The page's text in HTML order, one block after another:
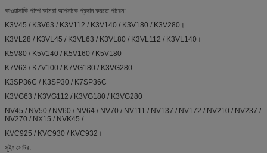
কাওয়াসাকি পাম্প আমরা আপনাকে প্রদান করতে পারেন:
K3V45 / K3V63 / K3V112 / K3V140 / K3V180 / K3V280।
K3VL28 / K3VL45 / K3VL63 / K3VL80 / K3VL112 / K3VL140।
K5V80 / K5V140 / K5V160 / K5V180
K7V63 / K7V100 / K7VG180 / K3VG280
K3SP36C / K3SP30 / K7SP36C
K3VG63 / K3VG112 / K3VG180 / K3VG280
NV45 / NV50 / NV60 / NV64 / NV70 / NV111 / NV137 / NV172 / NV210 / NV237 /
NV270 / NX15 / NVK45 /
KVC925 / KVC930 / KVC932।
সুইং মোটর: